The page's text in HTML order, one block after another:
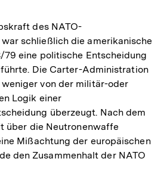
Fußnote
des NATO-
schließlich die amerikanische
79 eine politische Entscheidung
Die Carter-Administration
von der militär-oder
Logik einer
überzeugt. Nach dem
über die Neutronenwaffe
Mißachtung der europäischen
den Zusammenhalt der NATO